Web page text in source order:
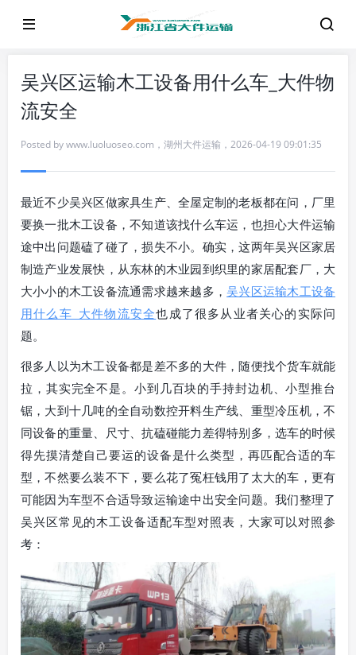
吴兴区运输木工设备用什么车_大件物
流安全
Posted bywww.luoluoseo.com ， 湖州大件运输 ， 2026-04-19 09:01:35
最近不少吴兴区做家具生产、全屋定制的老板都在问，厂里
要换一批木工设备，不知道该找什么车运，也担心大件运输
途中出问题磕了碰了，损失不小。确实，这两年吴兴区家居
制造产业发展快，从东林的木业园到织里的家居配套厂，大
大小小的木工设备流通需求越来越多，吴兴区运输木工设备
用什么车_大件物流安全也成了很多从业者关心的实际问
题。
很多人以为木工设备都是差不多的大件，随便找个货车就能
拉，其实完全不是。小到几百块的手持封边机、小型推台
锯，大到十几吨的全自动数控开料生产线、重型冷压机，不
同设备的重量、尺寸、抗磕碰能力差得特别多，选车的时候
得先摸清楚自己要运的设备是什么类型，再匹配合适的车
型，不然要么装不下，要么花了冤枉钱用了太大的车，更有
可能因为车型不合适导致运输途中出安全问题。我们整理了
吴兴区常见的木工设备适配车型对照表，大家可以对照参
考：